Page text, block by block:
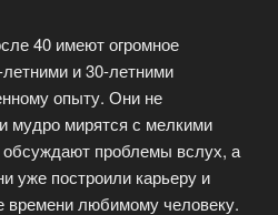
40 имеют огромное
и 30-летними
опыту. Они не
мудро мирятся с мелкими
обсуждают проблемы вслух, а
уже построили карьеру и
времени любимому человеку.